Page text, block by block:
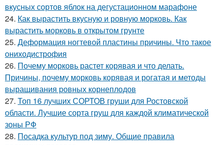
вкусных сортов яблок на дегустационном марафоне
24. Как вырастить вкусную и ровную морковь. Как
вырастить морковь в открытом грунте
25. Деформация ногтевой пластины причины. Что такое
ониходистрофия
26. Почему морковь растет корявая и что делать.
Причины, почему морковь корявая и рогатая и методы
выращивания ровных корнеплодов
27. Топ 16 лучших СОРТОВ груши для Ростовской
области. Лучшие сорта груш для каждой климатической
зоны РФ
28. Посадка культур под зиму. Общие правила